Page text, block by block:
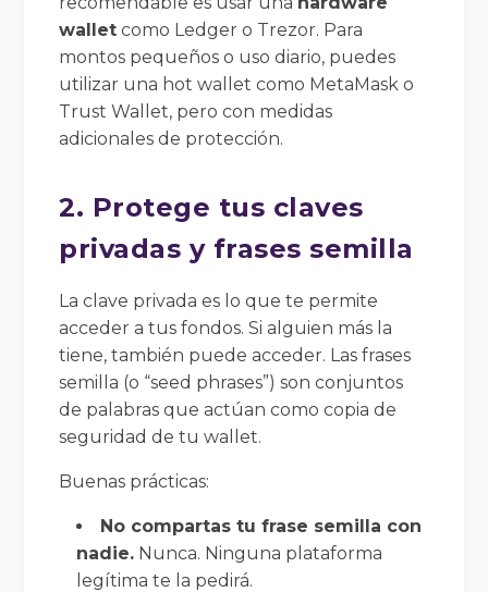
wallet como Ledger o Trezor. Para
montos pequeños o uso diario, puedes
utilizar una hot wallet como MetaMask o
Trust Wallet, pero con medidas
adicionales de protección.
2. Protege tus claves
privadas y frases semilla
La clave privada es lo que te permite
acceder a tus fondos. Si alguien más la
tiene, también puede acceder. Las frases
semilla (o “seed phrases”) son conjuntos
de palabras que actúan como copia de
seguridad de tu wallet.
Buenas prácticas:
No compartas tu frase semilla con
nadie. Nunca. Ninguna plataforma
legítima te la pedirá.